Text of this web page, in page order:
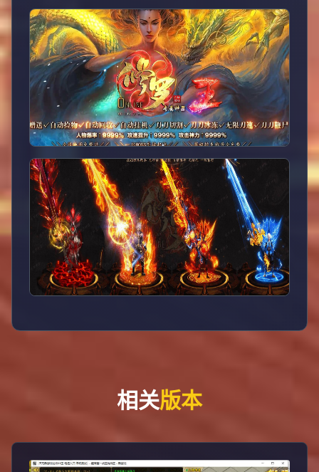
相关版本